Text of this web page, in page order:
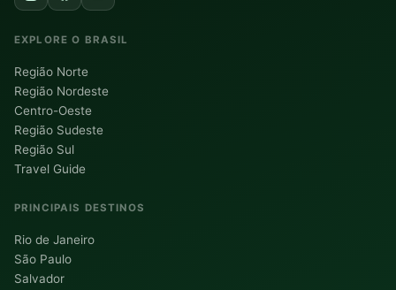
EXPLORE O BRASIL
Região Norte
Região Nordeste
Centro-Oeste
Região Sudeste
Região Sul
Travel Guide
PRINCIPAIS DESTINOS
Rio de Janeiro
São Paulo
Salvador